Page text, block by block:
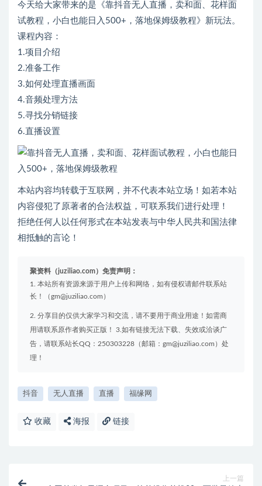
今天给大家带来的是《靠抖音无人直播，卖和面、花样面
试教程，小白也能日入500+，落地保姆级教程》新玩法。
课程内容：
1.项目介绍
2.准备工作
3.如何处理直播画面
4.音频处理方法
5.寻找分销链接
6.直播设置
本站内容均转载于互联网，并不代表本站立场！如若本站
内容侵犯了原著者的合法权益，可联系我们进行处理！
拒绝任何人以任何形式在本站发表与中华人民共和国法律
相抵触的言论！
聚资料（juziliao.com）免责声明：
1. 本站所有资源来源于用户上传和网络，如有侵权请邮件联系站
长！（gm@juziliao.com）
2. 分享目的仅供大家学习和交流，请不要用于商业用途！如需商
用请联系原作者购买正版！ 3.如有链接无法下载、失效或洽谈广
告，请联系站长QQ：250303228（邮箱：gm@juziliao.com）处
理！
抖音 无人直播 直播 福缘网
收藏 海报 链接
上一篇